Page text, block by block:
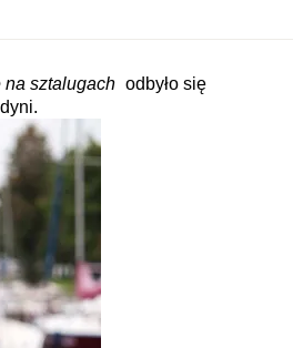
na sztalugach odbyło się